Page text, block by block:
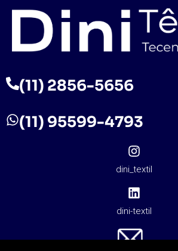
(11) 2856-5656
(11) 95599-4793
dini_textil
dini-textil